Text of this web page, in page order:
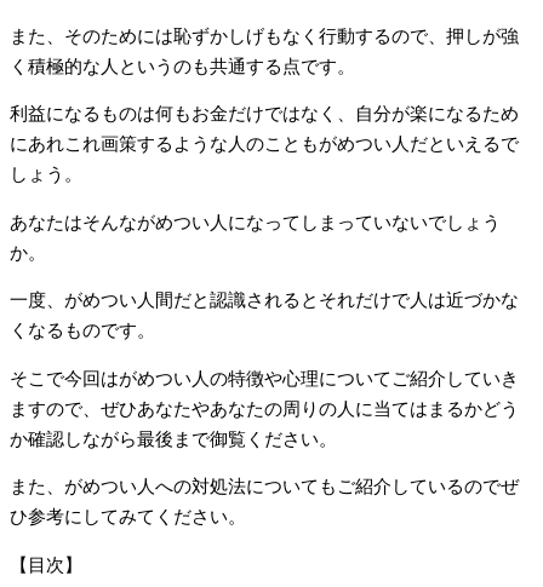
また、そのためには恥ずかしげもなく行動するので、押しが強
く積極的な人というのも共通する点です。
利益になるものは何もお金だけではなく、自分が楽になるため
にあれこれ画策するような人のこともがめつい人だといえるで
しょう。
あなたはそんながめつい人になってしまっていないでしょう
か。
一度、がめつい人間だと認識されるとそれだけで人は近づかな
くなるものです。
そこで今回はがめつい人の特徴や心理についてご紹介していき
ますので、ぜひあなたやあなたの周りの人に当てはまるかどう
か確認しながら最後まで御覧ください。
また、がめつい人への対処法についてもご紹介しているのでぜ
ひ参考にしてみてください。
【目次】